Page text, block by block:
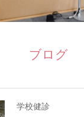
ブログ
学校健診